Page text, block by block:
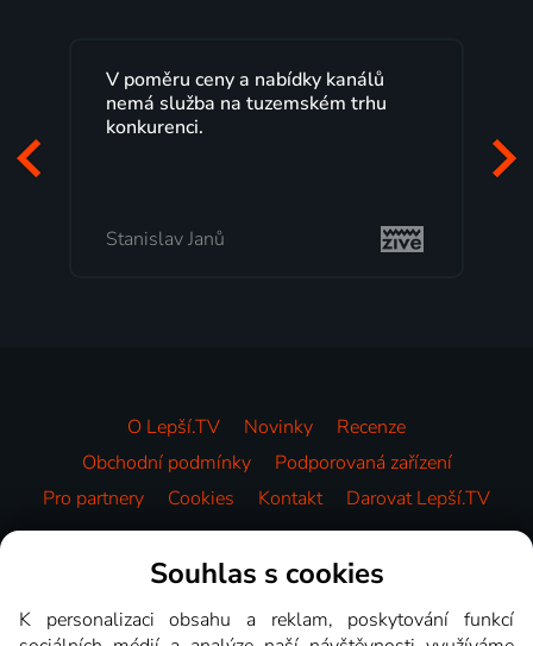
kanálů
trhu
Lepší.TV sleduji už několik let s
maximální spokojeností. Velký
začátek programu, to je přesně
Milada Tomešová
O Lepší.TV Novinky
Recenze
Obchodní podmínky
Podporovaná zařízení
Pro partnery
Cookies Kontakt Darovat Lepší.TV
Videotéka
Souhlas s cookies
K personalizaci obsahu a reklam, poskytování funkcí